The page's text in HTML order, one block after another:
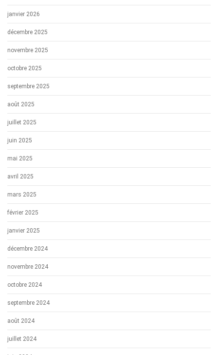
janvier 2026
décembre 2025
novembre 2025
octobre 2025
septembre 2025
août 2025
juillet 2025
juin 2025
mai 2025
avril 2025
mars 2025
février 2025
janvier 2025
décembre 2024
novembre 2024
octobre 2024
septembre 2024
août 2024
juillet 2024